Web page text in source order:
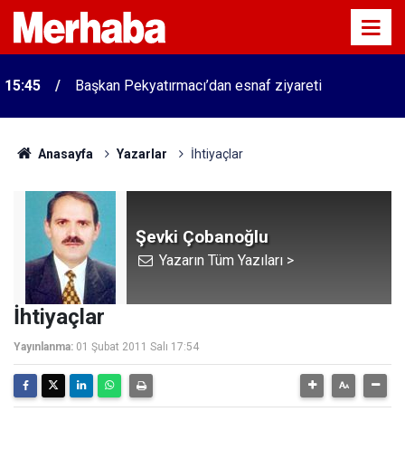
15:45 Başkan Pekyatırmacı’dan esnaf ziyareti
Anasayfa Yazarlar İhtiyaçlar
Şevki Çobanoğlu
Yazarın Tüm Yazıları >
İhtiyaçlar
Yayınlanma: 01 Şubat 2011 Salı 17:54